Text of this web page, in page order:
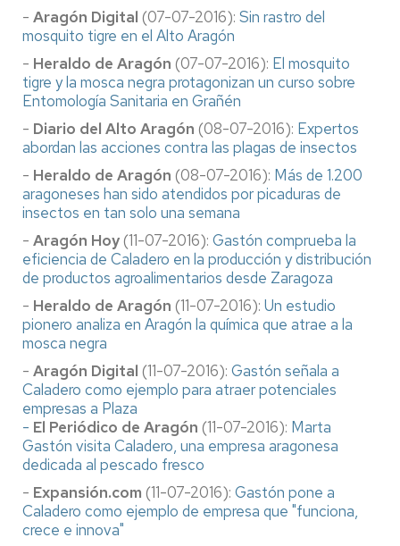
- Aragón Digital (07-07-2016): Sin rastro del
mosquito tigre en el Alto Aragón
- Heraldo de Aragón (07-07-2016): El mosquito
tigre y la mosca negra protagonizan un curso sobre
Entomología Sanitaria en Grañén
- Diario del Alto Aragón (08-07-2016): Expertos
abordan las acciones contra las plagas de insectos
- Heraldo de Aragón (08-07-2016): Más de 1.200
aragoneses han sido atendidos por picaduras de
insectos en tan solo una semana
- Aragón Hoy(11-07-2016): Gastón comprueba la
eficiencia de Caladero en la producción y distribución
de productos agroalimentarios desde Zaragoza
- Heraldo de Aragón (11-07-2016): Un estudio
pionero analiza en Aragón la química que atrae a la
mosca negra
- Aragón Digital (11-07-2016): Gastón señala a
Caladero como ejemplo para atraer potenciales
empresas a Plaza
- El Periódico de Aragón (11-07-2016): Marta
Gastón visita Caladero, una empresa aragonesa
dedicada al pescado fresco
- Expansión.com (11-07-2016): Gastón pone a
Caladero como ejemplo de empresa que "funciona,
crece e innova"